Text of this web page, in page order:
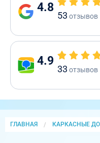
4.8
53 отзывов
4.9
33 отзывов
ГЛАВНАЯ КАРКАСНЫЕ